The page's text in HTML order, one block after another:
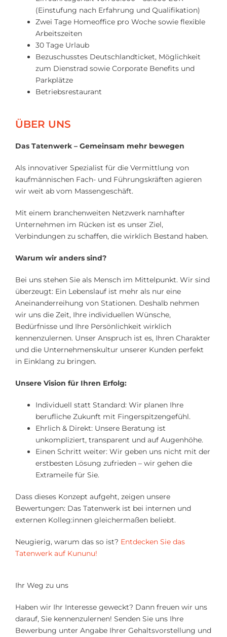
(Einstufung nach Erfahrung und Qualifikation)
Zwei Tage Homeoffice pro Woche sowie flexible
Arbeitszeiten
30 Tage Urlaub
Bezuschusstes Deutschlandticket, Möglichkeit
zum Dienstrad sowie Corporate Benefits und
Parkplätze
Betriebsrestaurant
ÜBER UNS
Das Tatenwerk – Gemeinsam mehr bewegen
Als innovativer Spezialist für die Vermittlung von
kaufmännischen Fach- und Führungskräften agieren
wir weit ab vom Massengeschäft.
Mit einem branchenweiten Netzwerk namhafter
Unternehmen im Rücken ist es unser Ziel,
Verbindungen zu schaffen, die wirklich Bestand haben.
Warum wir anders sind?
Bei uns stehen Sie als Mensch im Mittelpunkt. Wir sind
überzeugt: Ein Lebenslauf ist mehr als nur eine
Aneinanderreihung von Stationen. Deshalb nehmen
wir uns die Zeit, Ihre individuellen Wünsche,
Bedürfnisse und Ihre Persönlichkeit wirklich
kennenzulernen. Unser Anspruch ist es, Ihren Charakter
und die Unternehmenskultur unserer Kunden perfekt
in Einklang zu bringen.
Unsere Vision für Ihren Erfolg:
Individuell statt Standard: Wir planen Ihre
berufliche Zukunft mit Fingerspitzengefühl.
Ehrlich & Direkt: Unsere Beratung ist
unkompliziert, transparent und auf Augenhöhe.
Einen Schritt weiter: Wir geben uns nicht mit der
erstbesten Lösung zufrieden – wir gehen die
Extrameile für Sie.
Dass dieses Konzept aufgeht, zeigen unsere
Bewertungen: Das Tatenwerk ist bei internen und
externen Kolleg:innen gleichermaßen beliebt.
Neugierig, warum das so ist? Entdecken Sie das
Tatenwerk auf Kununu!
Ihr Weg zu uns
Haben wir Ihr Interesse geweckt? Dann freuen wir uns
darauf, Sie kennenzulernen! Senden Sie uns Ihre
Bewerbung unter Angabe Ihrer Gehaltsvorstellung und